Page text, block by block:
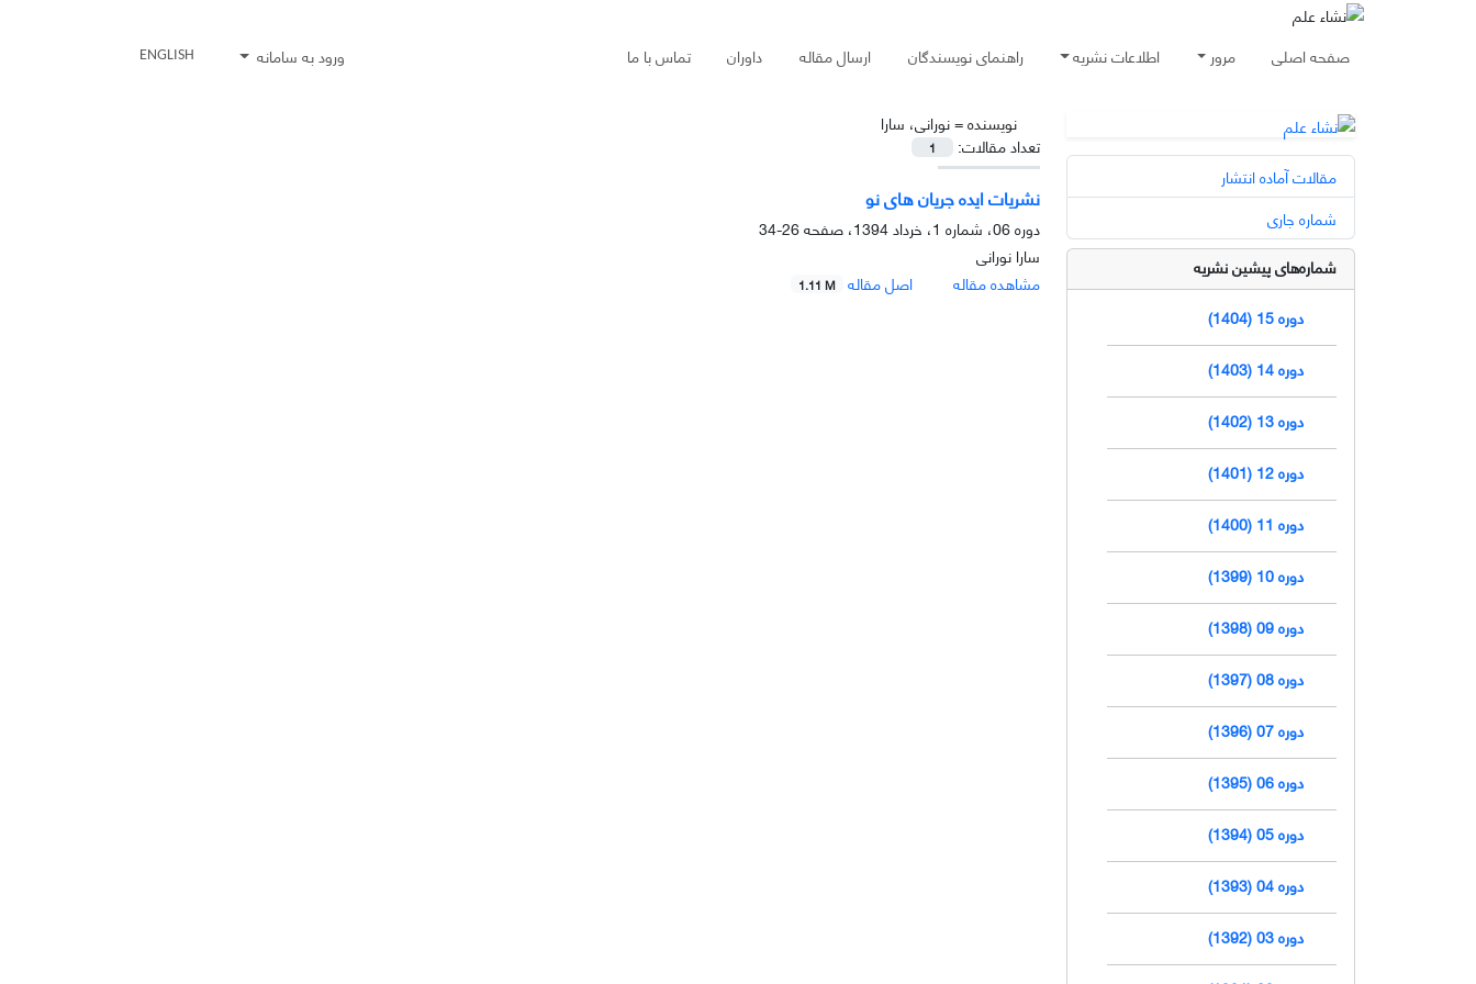
صفحه اصلی مرور اطلاعات نشریه راهنمای نویسندگان ارسال مقاله داوران تماس با ما ورود به سامانه ENGLISH
نویسنده =نورانی، سارا
تعداد مقالات:
1
نشریات ایده جریان های نو
دوره 06، شماره 1، خرداد 1394، صفحه
26-34
سارا نورانی
مشاهده مقاله
اصل مقاله 1.11 M
مقالات آماده انتشار
شماره جاری
شماره‌های پیشین نشریه
دوره 15 (1404)
دوره 14 (1403)
دوره 13 (1402)
دوره 12 (1401)
دوره 11 (1400)
دوره 10 (1399)
دوره 09 (1398)
دوره 08 (1397)
دوره 07 (1396)
دوره 06 (1395)
دوره 05 (1394)
دوره 04 (1393)
دوره 03 (1392)